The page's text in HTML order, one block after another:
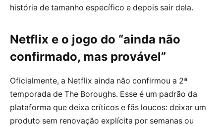
história de tamanho específico e depois sair dela.
Netflix e o jogo do “ainda não
confirmado, mas provável”
Oficialmente, a Netflix ainda não confirmou a 2ª
temporada de The Boroughs. Esse é um padrão da
plataforma que deixa críticos e fãs loucos: deixar um
produto sem renovação explícita por semanas ou